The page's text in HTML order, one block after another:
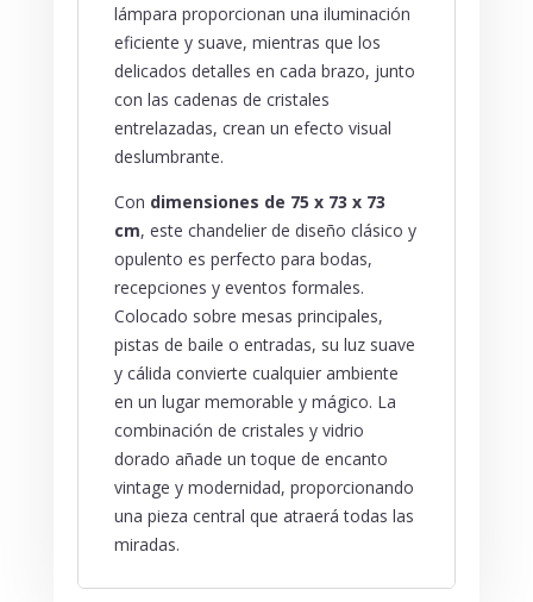
lámpara proporcionan una iluminación
eficiente y suave, mientras que los
delicados detalles en cada brazo, junto
con las cadenas de cristales
entrelazadas, crean un efecto visual
deslumbrante.
Con dimensiones de 75 x 73 x 73
cm, este chandelier de diseño clásico y
opulento es perfecto para bodas,
recepciones y eventos formales.
Colocado sobre mesas principales,
pistas de baile o entradas, su luz suave
y cálida convierte cualquier ambiente
en un lugar memorable y mágico. La
combinación de cristales y vidrio
dorado añade un toque de encanto
vintage y modernidad, proporcionando
una pieza central que atraerá todas las
miradas.